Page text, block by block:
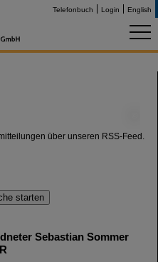
Telefonbuch Login English
über unseren RSS-Feed.
Sebastian Sommer